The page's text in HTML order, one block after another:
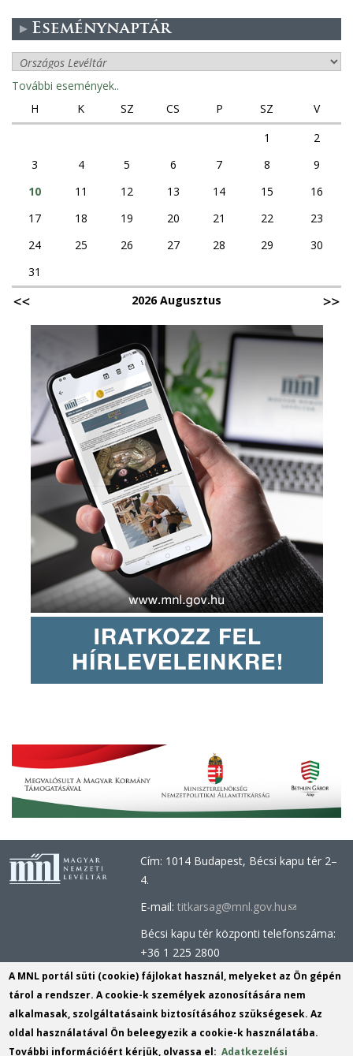
Eseménynaptár
További események..
H
K SZ CS P SZ
V
1
2
3
4 5 6 7 8
9
10
11 12 13 14 15
16
17
18 19 20 21 22
23
24
25 26 27 28 29
30
31
2026 Augusztus
Cím: 1014 Budapest, Bécsi kapu tér 2–
4.
E-mail:titkarsag@mnl.gov.hu(link
sends
mail)
Bécsi kapu tér központi telefonszáma:
+36 1 225 2800
Óbudai épület központi telefonszáma:
+36 1 437 0660
Információs Iroda (Kutatószolgálat):
info@mnl.gov.hu(link
A MNL portál süti (cookie) fájlokat használ, melyeket az Ön gépén
tárol a rendszer. A cookie-k személyek azonosítására nem
alkalmasak, szolgáltatásaink biztosításához szükségesek. Az
oldal használatával Ön beleegyezik a cookie-k használatába.
További információért kérjük, olvassa el:Adatkezelési